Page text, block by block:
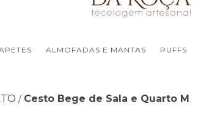
ALMOFADAS E MANTAS PUFFS
/ Cesto Bege de Sala e Quarto M